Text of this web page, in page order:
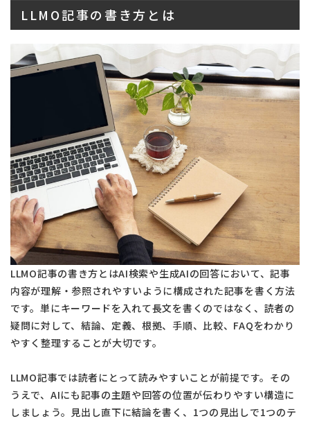
LLMO記事の書き方とは
LLMO記事の書き方とはAI検索や生成AIの回答において、記事
内容が理解・参照されやすいように構成された記事を書く方法
です。単にキーワードを入れて長文を書くのではなく、読者の
疑問に対して、結論、定義、根拠、手順、比較、FAQをわかり
やすく整理することが大切です。
LLMO記事では読者にとって読みやすいことが前提です。その
うえで、AIにも記事の主題や回答の位置が伝わりやすい構造に
しましょう。見出し直下に結論を書く、1つの見出しで1つのテ